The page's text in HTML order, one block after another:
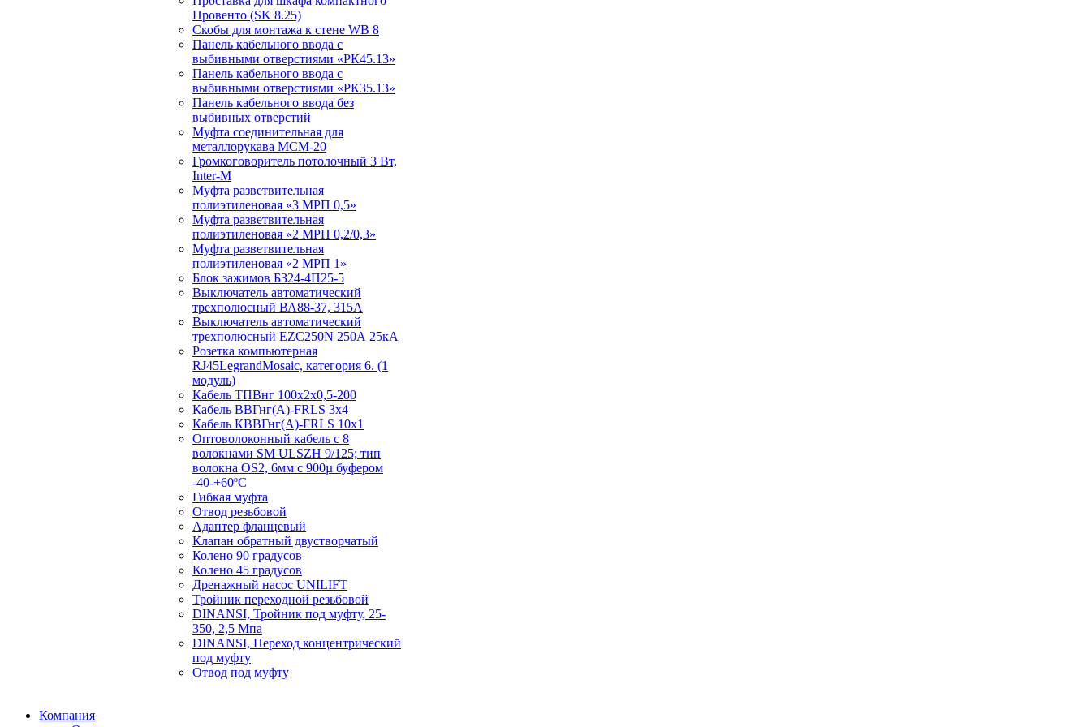
Провенто (SK 8.25)
Скобы для монтажа к стене WB 8
Панель кабельного ввода с
выбивными отверстиями «РК45.13»
Панель кабельного ввода с
выбивными отверстиями «РК35.13»
Панель кабельного ввода без
выбивных отверстий
Муфта соединительная для
металлорукава МСМ-20
Громкоговоритель потолочный 3 Вт,
Inter-M
Муфта разветвительная
полиэтиленовая «3 МРП 0,5»
Муфта разветвительная
полиэтиленовая «2 МРП 0,2/0,3»
Муфта разветвительная
полиэтиленовая «2 МРП 1»
Блок зажимов БЗ24-4П25-5
Выключатель автоматический
трехполюсный ВА88-37, 315А
Выключатель автоматический
трехполюсный EZC250N 250А 25кА
Розетка компьютерная
RJ45LegrandMosaic, категория 6. (1
модуль)
Кабель ТПВнг 100х2х0,5-200
Кабель ВВГнг(А)-FRLS 3х4
Кабель КВВГнг(А)-FRLS 10х1
Оптоволоконный кабель с 8
волокнами SM ULSZH 9/125; тип
волокна OS2, 6мм с 900µ буфером
-40-+60ºC
Гибкая муфта
Отвод резьбовой
Адаптер фланцевый
Клапан обратный двустворчатый
Колено 90 градусов
Колено 45 градусов
Дренажный насос UNILIFT
Тройник переходной резьбовой
DINANSI, Тройник под муфту, 25-
350, 2,5 Мпа
DINANSI, Переход концентрический
под муфту
Отвод под муфту
Компания